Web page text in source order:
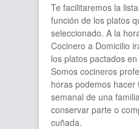
Te facilitaremos la
función de los platos
seleccionado. A la
Cocinero a Domicilio
los platos pactados
Somos cocineros
horas podemos hacer
semanal de una
conservar parte o
cuñada.